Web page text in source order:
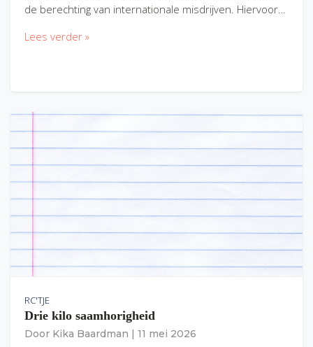
de berechting van internationale misdrijven. Hiervoor…
Lees verder »
RC'TJE
Drie kilo saamhorigheid
Door Kika Baardman 11 mei 2026